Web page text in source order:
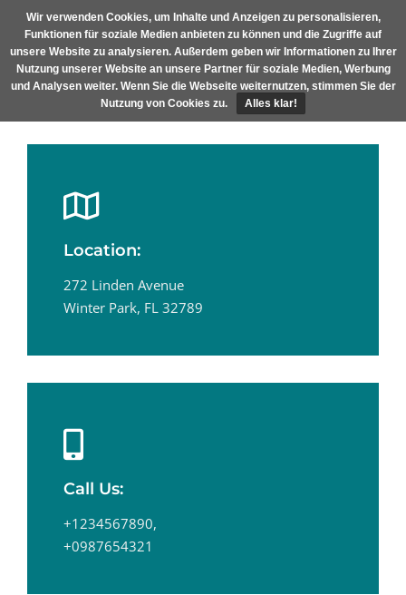
content
MENU
Location:
272 Linden Avenue
Winter Park, FL 32789
Call Us:
+1234567890,
+0987654321
Wir verwenden Cookies, um Inhalte und Anzeigen zu personalisieren,
Funktionen für soziale Medien anbieten zu können und die Zugriffe auf
unsere Website zu analysieren. Außerdem geben wir Informationen zu Ihrer
Nutzung unserer Website an unsere Partner für soziale Medien, Werbung
und Analysen weiter. Wenn Sie die Webseite weiternutzen, stimmen Sie der
Nutzung von Cookies zu.
Alles klar!